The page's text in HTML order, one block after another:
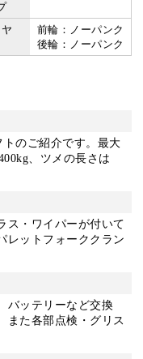
前輪：ノーパンク
後輪：ノーパンク
トのご紹介です。最大
、ツメの長さは
ス・ワイパーが付いて
レットフォーククラン
バッテリーなど交換
また各部点検・グリス